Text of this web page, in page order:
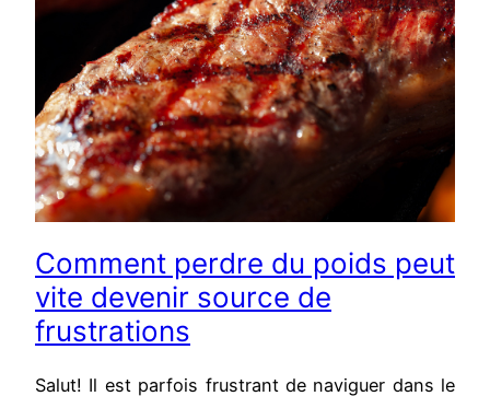
Comment perdre du poids peut
vite devenir source de
frustrations
Salut! Il est parfois frustrant de naviguer dans le